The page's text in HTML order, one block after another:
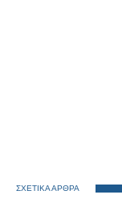
ΣΧΕΤΙΚΑ ΑΡΘΡΑ